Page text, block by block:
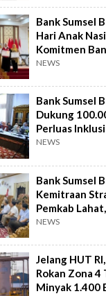
Bank Sumsel
Hari Anak
Komitmen
NEWS
Bank Sumsel
Dukung
Perluas
NEWS
Bank Sumsel
Kemitraan
Pemkab
Ekonomi
NEWS
Jelang HUT
Rokan Zona 4
Minyak 1.400